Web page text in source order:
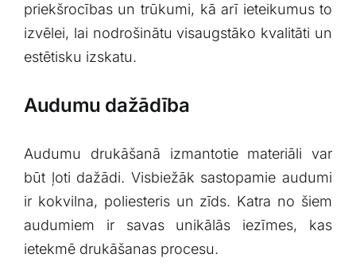
priekšrocības un trūkumi, kā arī ieteikumus ​to
izvēlei,⁤ lai nodrošinātu visaugstāko ‍kvalitāti un
estētisku izskatu.
Audumu dažādība
Audumu⁢ drukāšanā izmantotie materiāli var
būt ļoti ⁣dažādi. Visbiežāk sastopamie audumi
ir ⁢kokvilna, poliesteris un zīds. Katra no šiem
audumiem ir savas unikālās iezīmes, kas
ietekmē drukāšanas procesu.⁤